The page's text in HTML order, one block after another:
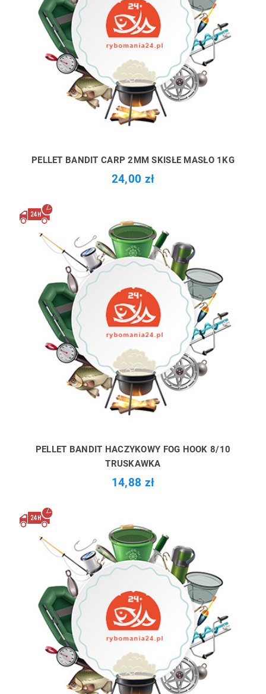
PELLET BANDIT CARP 2MM SKISŁE MASŁO 1KG
24,00 zł
PELLET BANDIT HACZYKOWY FOG HOOK 8/10
TRUSKAWKA
14,88 zł